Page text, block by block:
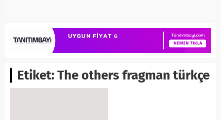
Etiket:The others fragman türkçe